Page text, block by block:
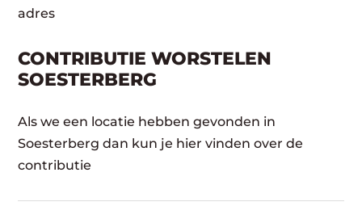
adres
CONTRIBUTIE WORSTELEN
SOESTERBERG
Als we een locatie hebben gevonden in
Soesterberg dan kun je hier vinden over de
contributie